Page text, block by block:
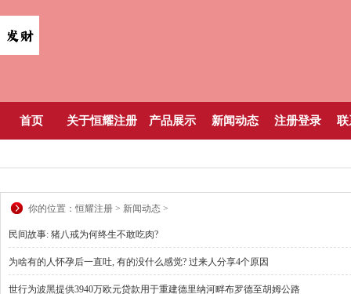
首页 关于恒耀注册 产品展示 新闻动态 注册登录 联
你的位置：恒耀注册 > 新闻动态 >
民间故事: 猪八戒为何终生不敢吃肉?
为啥有的人怀孕后一直吐, 有的没什么感觉? 过来人分享4个原因
世行为波黑提供3940万欧元贷款用于重建德里纳河畔布罗德至胡姆公路